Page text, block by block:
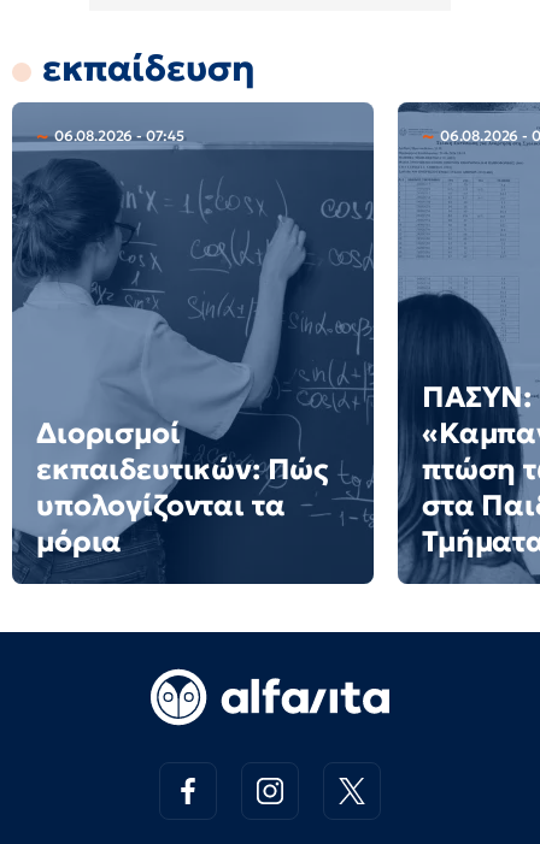
εκπαίδευση
06.08.2026 - 07:45
Διορισμοί
εκπαιδευτικών: Πώς
υπολογίζονται τα
μόρια
06.08.2026 -
ΠΑΣΥΝ:
πτώση
στα